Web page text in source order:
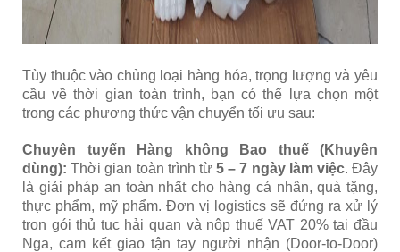
Tùy thuộc vào chủng loại hàng hóa, trọng lượng và yêu
cầu về thời gian toàn trình, bạn có thể lựa chọn một
trong các phương thức vận chuyển tối ưu sau:
Chuyên tuyến Hàng không Bao thuế (Khuyên
dùng): Thời gian toàn trình từ 5 – 7 ngày làm việc. Đây
là giải pháp an toàn nhất cho hàng cá nhân, quà tặng,
thực phẩm, mỹ phẩm. Đơn vị logistics sẽ đứng ra xử lý
trọn gói thủ tục hải quan và nộp thuế VAT 20% tại đầu
Nga, cam kết giao tận tay người nhận (Door-to-Door)